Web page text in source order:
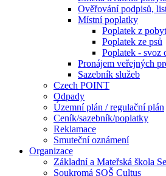
Ověřování podpisů,
Místní poplatky
Poplatek z
Poplatek ze psů
Poplatek - svoz
Pronájem veřejných
Sazebník služeb
Czech POINT
Odpady
Územní plán / regulační plán
Ceník/sazebník/poplatky
Reklamace
Smuteční oznámení
Organizace
Základní a Mateřská škola
Soukromá SOŠ Cultus